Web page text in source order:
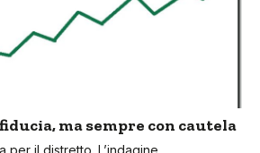
ma sempre con cautela